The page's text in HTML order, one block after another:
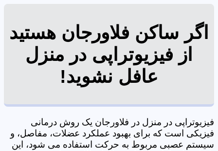
اگر ساکن فلاورجان هستید
از فیزیوتراپی در منزل
عافل نشوید!
فیزیوتراپی در منزل در فلاورجان یک روش درمانی
فیزیکی است که برای بهبود عملکرد عضلات، مفاصل، و
سیستم عصبی مربوط به حرکت استفاده می شود، این